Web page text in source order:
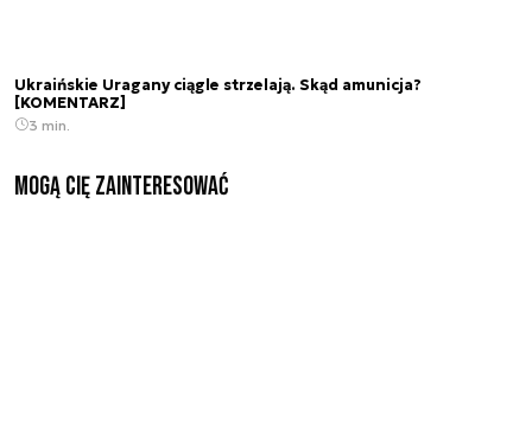
Ukraińskie Uragany ciągle strzelają. Skąd amunicja?
[KOMENTARZ]
3 min.
Mogą Cię zainteresować